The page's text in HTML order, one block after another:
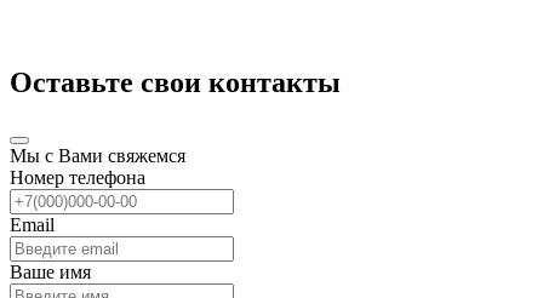
Оставьте свои контакты
Мы с Вами свяжемся
Номер телефона
Email
Ваше имя